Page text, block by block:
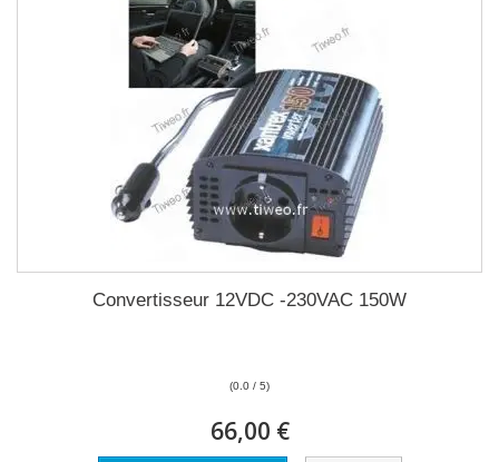
Convertisseur 12VDC -230VAC 150W
(0.0 / 5)
66,00 €